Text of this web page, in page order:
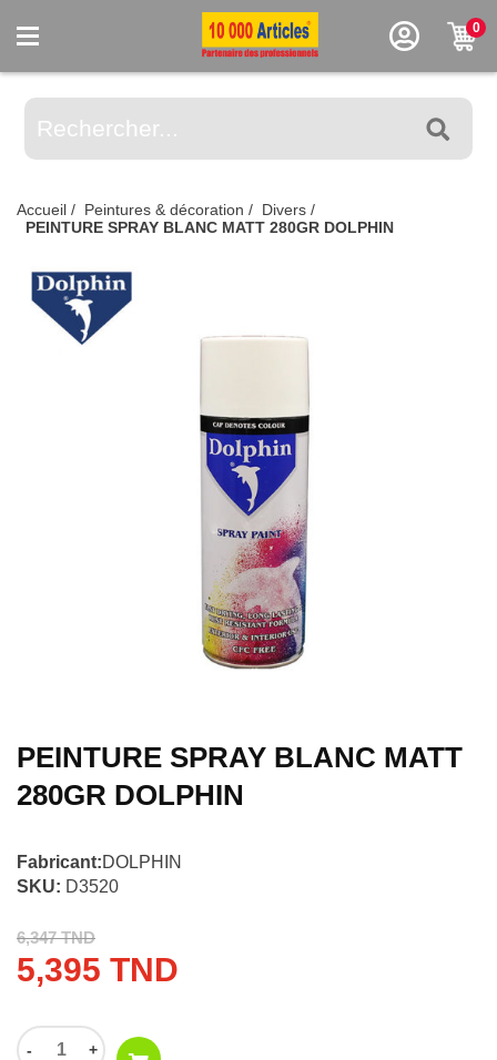
0
Accueil / Peintures & décoration / Divers /
PEINTURE SPRAY BLANC MATT 280GR DOLPHIN
PEINTURE SPRAY BLANC MATT
280GR DOLPHIN
Fabricant:DOLPHIN
SKU: D3520
6,347 TND
5,395 TND
- +